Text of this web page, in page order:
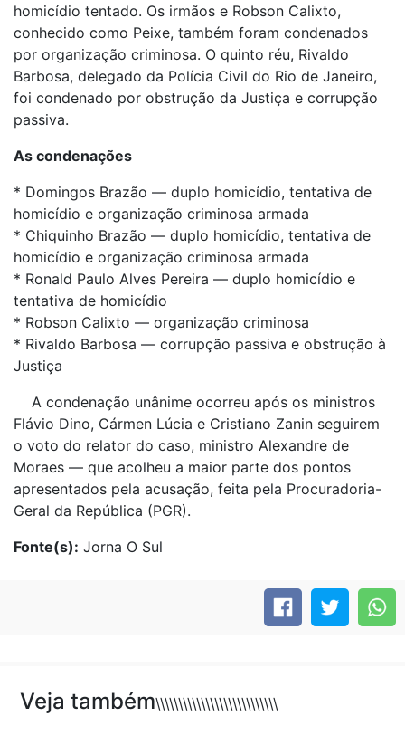
homicídio tentado. Os irmãos e Robson Calixto,
conhecido como Peixe, também foram condenados
por organização criminosa. O quinto réu, Rivaldo
Barbosa, delegado da Polícia Civil do Rio de Janeiro,
foi condenado por obstrução da Justiça e corrupção
passiva.
As condenações
* Domingos Brazão — duplo homicídio, tentativa de
homicídio e organização criminosa armada
* Chiquinho Brazão — duplo homicídio, tentativa de
homicídio e organização criminosa armada
* Ronald Paulo Alves Pereira — duplo homicídio e
tentativa de homicídio
* Robson Calixto — organização criminosa
* Rivaldo Barbosa — corrupção passiva e obstrução à
Justiça
A condenação unânime ocorreu após os ministros
Flávio Dino, Cármen Lúcia e Cristiano Zanin seguirem
o voto do relator do caso, ministro Alexandre de
Moraes — que acolheu a maior parte dos pontos
apresentados pela acusação, feita pela Procuradoria-
Geral da República (PGR).
Fonte(s): Jorna O Sul
Veja também\\\\\\\\\\\\\\\\\\\\\\\\\\\